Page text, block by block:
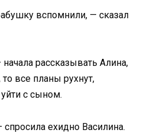
вспомнили, — сказал
рассказывать Алина,
все планы рухнут,
с сыном.
ехидно Василина.